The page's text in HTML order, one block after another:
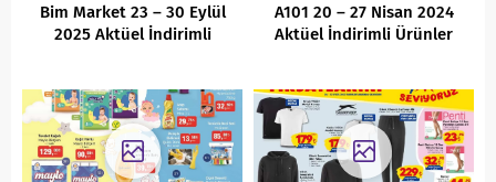
Bim Market 23 – 30 Eylül
2025 Aktüel İndirimli
A101 20 – 27 Nisan 2024
Aktüel İndirimli Ürünler